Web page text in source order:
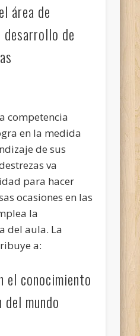
área de
de
competencia
en la medida
de sus
va
para hacer
ocasiones en las
la
del aula. La
a:
el conocimiento
mundo